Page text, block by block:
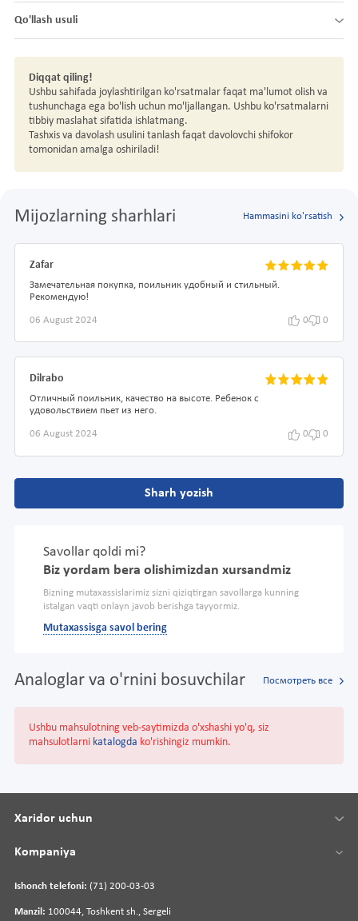
Qo'llash usuli
Diqqat qiling!
Ushbu sahifada joylashtirilgan ko'rsatmalar faqat ma'lumot olish va
tushunchaga ega bo'lish uchun mo'ljallangan. Ushbu ko'rsatmalarni
tibbiy maslahat sifatida ishlatmang.
Tashxis va davolash usulini tanlash faqat davolovchi shifokor
tomonidan amalga oshiriladi!
Mijozlarning sharhlari Hammasini ko'rsatish
Zafar
Замечательная покупка, поильник удобный и стильный.
Рекомендую!
06 August 2024 0 0
Dilrabo
Отличный поильник, качество на высоте. Ребенок с
удовольствием пьет из него.
06 August 2024 0 0
Sharh yozish
Savollar qoldi mi?
Biz yordam bera olishimizdan xursandmiz
Bizning mutaxassislarimiz sizni qiziqtirgan savollarga kunning
istalgan vaqti onlayn javob berishga tayyormiz.
Mutaxassisga savol bering
Analoglar va o'rnini bosuvchilar Посмотреть все
Ushbu mahsulotning veb-saytimizda o'xshashi yo'q, siz
mahsulotlarni katalogda ko'rishingiz mumkin.
Ishonch telefoni: (71) 200-03-03
Manzil: 100044, Toshkent sh., Sergeli
Xaridor uchun
Kompaniya